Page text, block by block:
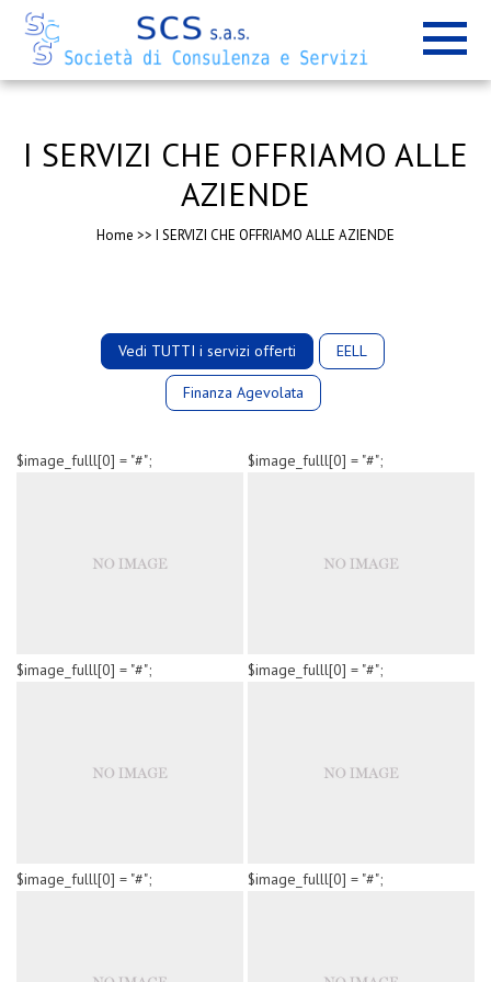
I SERVIZI CHE OFFRIAMO ALLE
AZIENDE
Home >> I SERVIZI CHE OFFRIAMO ALLE AZIENDE
Vedi TUTTI i servizi offerti EELL
Finanza Agevolata
$image_fulll[0] = "#"; $image_fulll[0] = "#";
$image_fulll[0] = "#"; $image_fulll[0] = "#";
$image_fulll[0] = "#"; $image_fulll[0] = "#";